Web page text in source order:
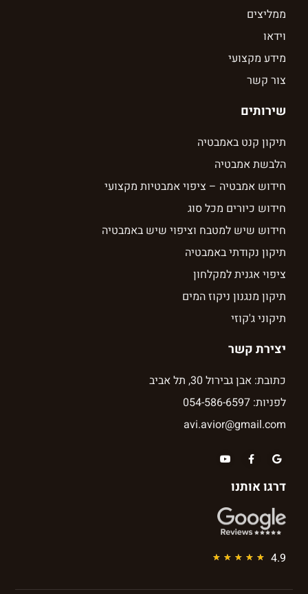
ממליצים
וידאו
מידע מקצועי
צור קשר
שירותים
תיקון קנט באמבטיה
הלבשת אמבטיה
חידוש אמבטיה – ציפוי אמבטיות מקצועי
חידוש כיורים מכל סוג
חידוש שיש למטבח וציפוי שיש באמבטיה
תיקון נקודתי באמבטיה
ציפוי אגנית למקלחון
תיקון מנגנון ניקוז המים
תיקוני ג'קוזי
יצירת קשר
כתובת: אבן גבירול 30, תל אביב
לפניות: 054-586-6597
avi.avior@gmail.com
דרגו אותנו
4.9
★
★
★
★
★